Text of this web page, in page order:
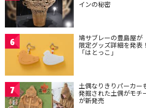
インの秘密
6 鳩サブレーの豊島屋が
限定グッズ詳細を発表
「はとっこ」
7 土偶なりきりパーカー
発掘された土偶がモチ
が新発売